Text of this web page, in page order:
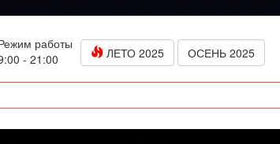
работы
- 21:00
ЛЕТО 2025 ОСЕНЬ 2025